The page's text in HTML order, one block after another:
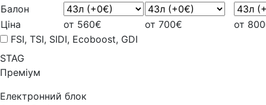
Балон
Ціна
от 560€ от 700€
от
FSI, TSI, SIDI, Ecoboost, GDI
STAG
Преміум
Електронний блок